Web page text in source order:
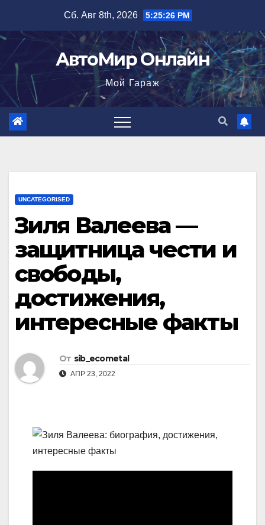
содержимому
Сб. Авг 8th, 2026 5:25:27 PM
АвтоМир Онлайн
Мой Гараж
UNCATEGORISED
Зиля Валеева —
защитница чести и
свободы,
достижения,
интересные факты
От sib_ecometal
АПР 23, 2022